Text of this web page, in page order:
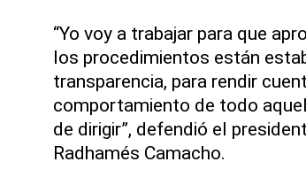
“Yo voy a trabajar para que
los procedimientos están
transparencia, para rendir
comportamiento de todo
de dirigir”, defendió el
Radhamés Camacho.